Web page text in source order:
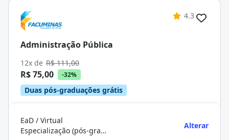
4.3
Administração Pública
12x de R$ 111,00
R$ 75,00 -32%
Duas pós-graduações grátis
EaD / Virtual
Especialização (pós-graduação)
Alterar